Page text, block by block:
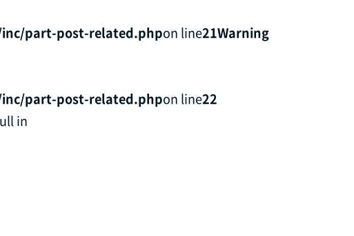
part-post-related.phpon line21Warning
part-post-related.phpon line22
in